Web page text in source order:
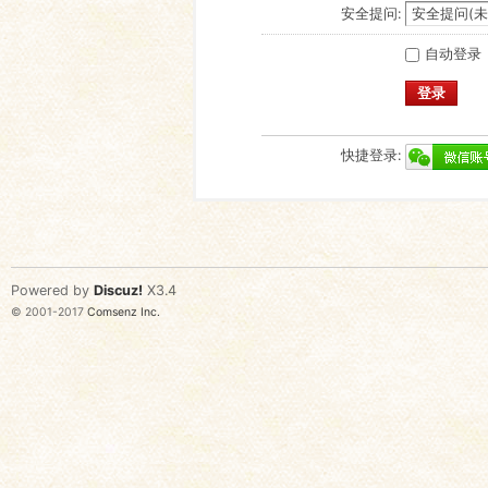
安全提问:
自动登录
登录
快捷登录:
Powered by Discuz! X3.4
© 2001-2017 Comsenz Inc.